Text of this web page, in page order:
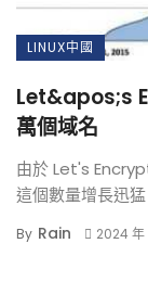
LINUX中國
Let&apos;s
萬個域名
由於 Let's
這個數量增長迅猛
By Rain 2024 年